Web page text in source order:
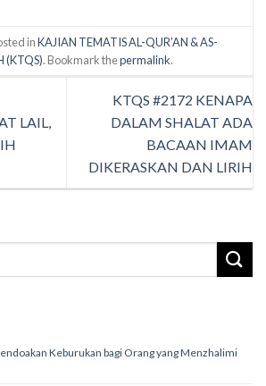
inKAJIAN TEMATIS AL-QUR’AN & AS-
(KTQS). Bookmark thepermalink.
LAIL,
KTQS #2172 KENAPA
DALAM SHALAT ADA
BACAAN IMAM
DIKERASKAN DAN LIRIH
Keburukan bagi Orang yang Menzhalimi